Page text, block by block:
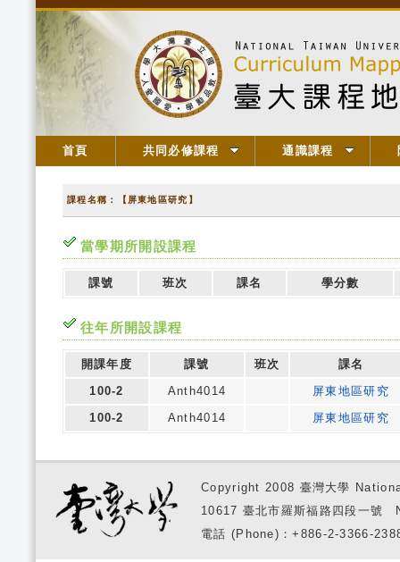
首頁 共同必修課程 通識課程
課程名稱：【屏東地區研究】
當學期所開設課程
課號 班次 課名 學分數
往年所開設課程
開課年度 課號 班次
課名
100-2
Anth4014
屏東地區研究
100-2
Anth4014 屏東地區研究
Copyright 2008 臺灣大學
10617 臺北市羅斯福路四段一
電話 (Phone)：+886-2-3366-